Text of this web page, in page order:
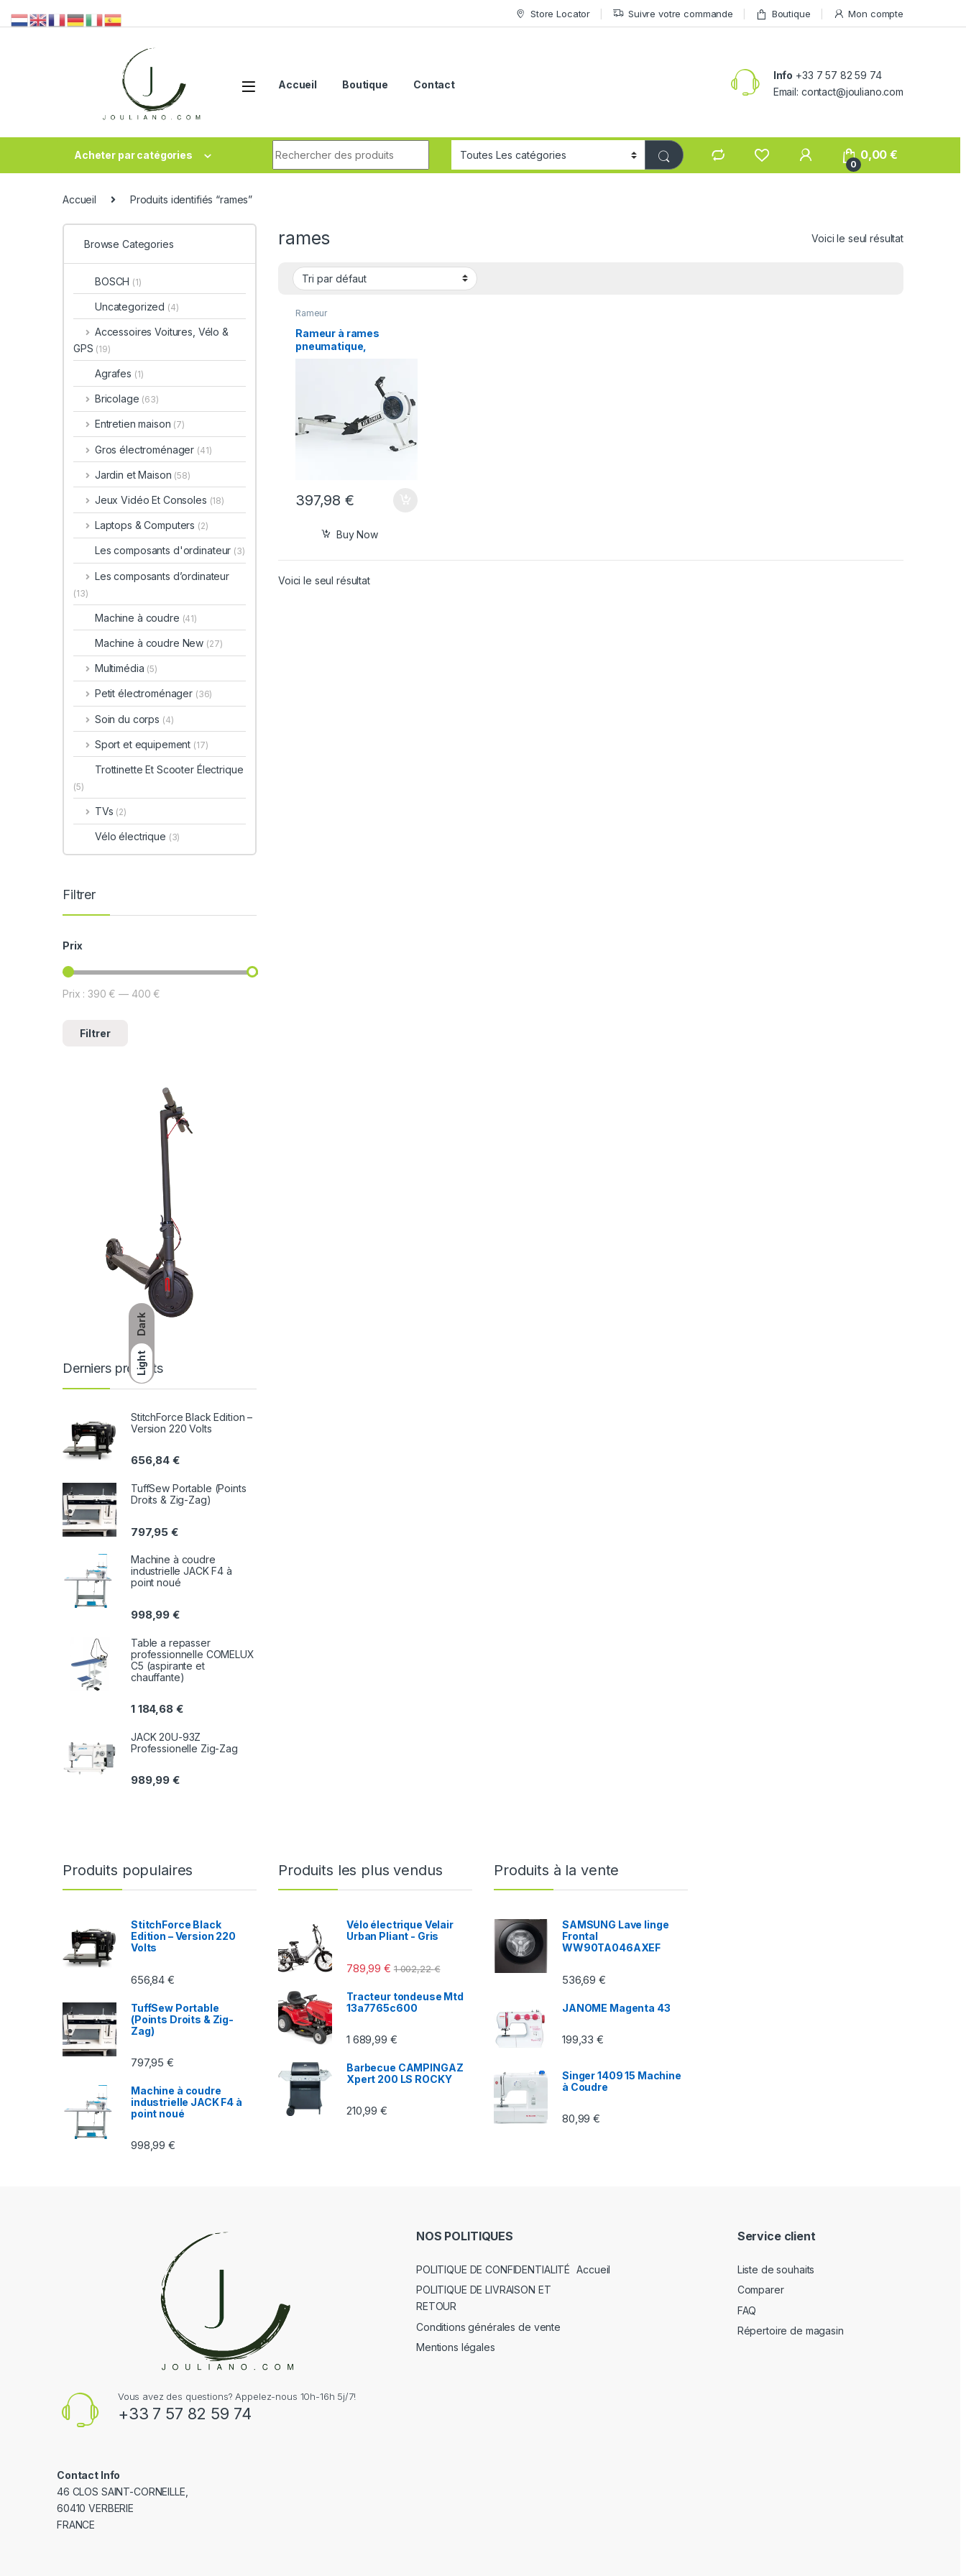
Dark
Light
Store Locator Suivre votre commande Boutique Mon compte
Accueil Boutique Contact
Info +33 7 57 82 59 74
Email: contact@jouliano.com
Acheter par catégories
0
0,00€
Accueil Produits identifiés “rames”
rames Voici le seul résultat
Rameur
Rameur à rames
pneumatique,
397,98€
Buy Now
Voici le seul résultat
Browse Categories
BOSCH (1)
Uncategorized (4)
Accessoires Voitures, Vélo &
GPS (19)
Agrafes (1)
Bricolage (63)
Entretien maison (7)
Gros électroménager (41)
Jardin et Maison (58)
Jeux Vidéo Et Consoles (18)
Laptops & Computers (2)
Les composants d'ordinateur (3)
Les composants d’ordinateur
(13)
Machine à coudre (41)
Machine à coudre New (27)
Multimédia (5)
Petit électroménager (36)
Soin du corps (4)
Sport et equipement (17)
Trottinette Et Scooter Électrique
(5)
TVs (2)
Vélo électrique (3)
Filtrer
Prix
Filtrer
Prix :390 € — 400 €
Derniers produits
StitchForce Black Edition –
Version 220 Volts
656,84€
TuffSew Portable (Points
Droits & Zig-Zag)
797,95€
Machine à coudre
industrielle JACK F4 à
point noué
998,99€
Table a repasser
professionnelle COMELUX
C5 (aspirante et
chauffante)
1 184,68 €
JACK 20U-93Z
Professionelle Zig-Zag
989,99€
Produits populaires
StitchForce Black
Edition – Version 220
Volts
656,84€
TuffSew Portable
(Points Droits & Zig-
Zag)
797,95€
Machine à coudre
industrielle JACK F4 à
point noué
998,99€
Produits les plus vendus
Vélo électrique Velair
Urban Pliant - Gris
789,99€ 1 002,22€
Tracteur tondeuse Mtd
13a7765c600
1 689,99 €
Barbecue CAMPINGAZ
Xpert 200 LS ROCKY
210,99€
Produits à la vente
SAMSUNG Lave linge
Frontal
WW90TA046AXEF
536,69€
JANOME Magenta 43
199,33€
Singer 1409 15 Machine
à Coudre
80,99€
Vous avez des questions? Appelez-nous 10h-16h 5j/7!
+33 7 57 82 59 74
Contact Info
46 CLOS SAINT-CORNEILLE,
60410 VERBERIE
FRANCE
NOS POLITIQUES
POLITIQUE DE CONFIDENTIALITÉ
POLITIQUE DE LIVRAISON ET
RETOUR
Conditions générales de vente
Mentions légales
Accueil
Service client
Liste de souhaits
Comparer
FAQ
Répertoire de magasin